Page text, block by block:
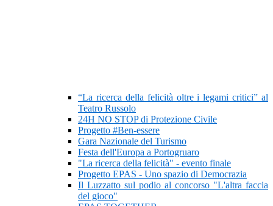
“La ricerca della felicità oltre i legami critici” al
Teatro Russolo
24H NO STOP di Protezione Civile
Progetto #Ben-essere
Gara Nazionale del Turismo
Festa dell'Europa a Portogruaro
"La ricerca della felicità" - evento finale
Progetto EPAS - Uno spazio di Democrazia
Il Luzzatto sul podio al concorso "L'altra faccia
del gioco"